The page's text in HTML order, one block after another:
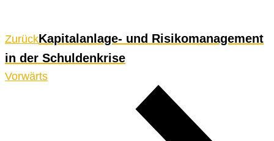
ZurückKapitalanlage- und Risikomanagement
in der Schuldenkrise
Vorwärts